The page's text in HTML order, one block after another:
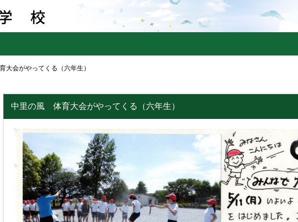
会がやってくる（六年生）
中里の風 体育大会がやってくる（六年生）